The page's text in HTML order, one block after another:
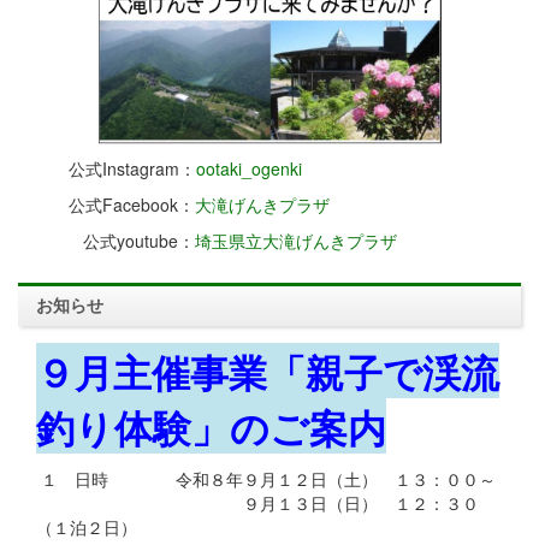
公式Instagram： ootaki_ogenki
公式Facebook： 大滝げんきプラザ
公式youtube： 埼玉県立大滝げんきプラザ
お知らせ
９月主催事業「親子で渓流
釣り体験」のご案内
１ 日時 令和８年９月１２日（土） １３：００～
９月１３日（日） １２：３０
（１泊２日）